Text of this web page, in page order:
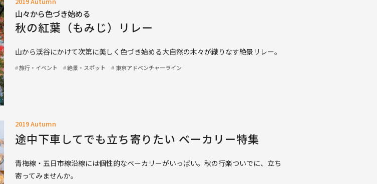
山々から色づき始める
秋の紅葉（もみじ）リレー
山から渓谷にかけて次第に美しく色づき始める大自然の木々が織りなす絶景リレー。
旅行・イベント 絶景・スポット 東京アドベンチャーライン
2019 Autumn
途中下車してでも立ち寄りたい ベーカリー特集
青梅線・五日市線沿線には個性的なベーカリーがいっぱい。秋の行楽ついでに、立ち
寄ってみませんか。